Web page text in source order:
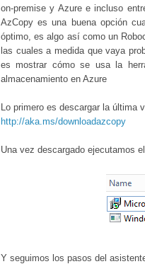
on-premise y Azure e incluso
AzCopy es una buena opción
óptimo, es algo así como un
las cuales a medida que vaya
es mostrar cómo se usa la
almacenamiento en Azure
Lo primero es descargar la última
http://aka.ms/downloadazcopy
Una vez descargado ejecutamos
Y seguimos los pasos del